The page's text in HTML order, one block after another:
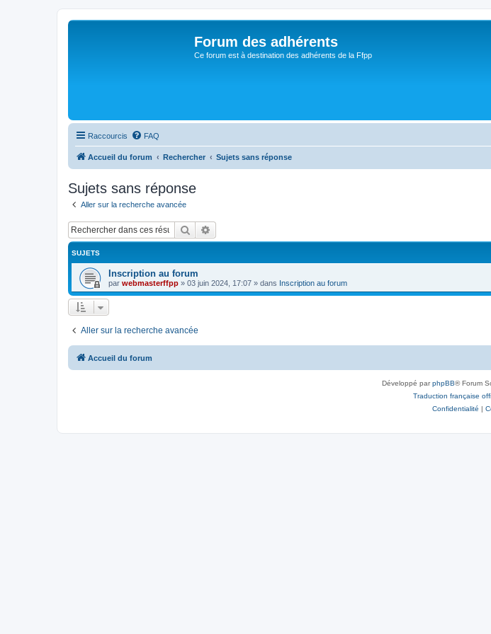
Forum des adhérents
Ce forum est à destination des adhérents de la Ffpp
Raccourcis FAQ
Accueil du forum Rechercher Sujets sans réponse
Sujets sans réponse
Aller sur la recherche avancée
Rechercher
SUJETS
Inscription au forum
par webmasterffpp » 03 juin 2024, 17:07 » dans Inscription au forum
Aller sur la recherche avancée
Accueil du forum
Développé parphpBB® Forum
Traduction française
Confidentialité |